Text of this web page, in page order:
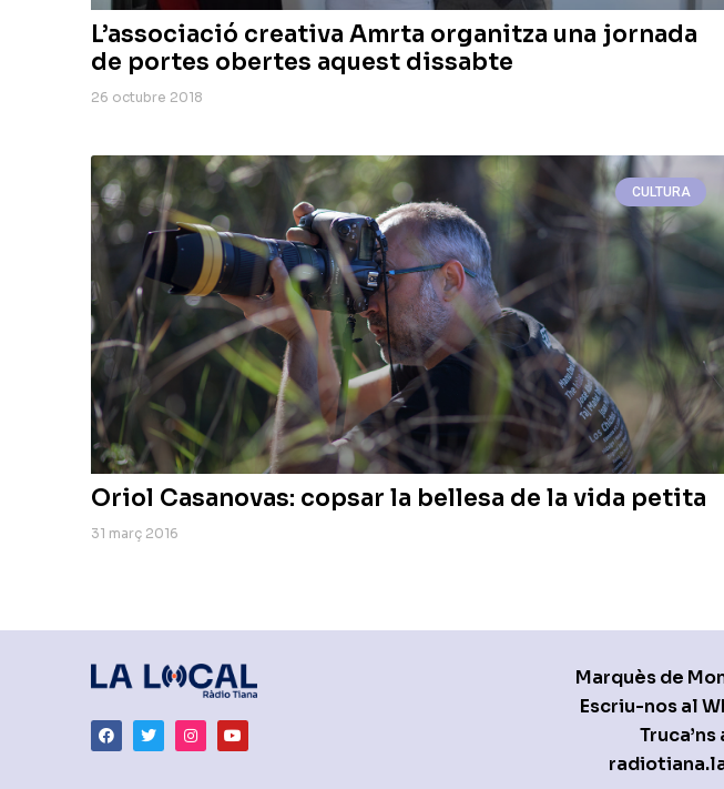
L’associació creativa Amrta organitza una jornada
de portes obertes aquest dissabte
26 octubre 2018
CULTURA
Oriol Casanovas: copsar la bellesa de la vida petita
31 març 2016
Marquès de
Escriu-nos al
Truca’ns